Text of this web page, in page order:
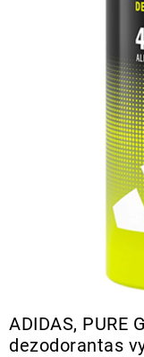
ADIDAS, PURE
dezodorantas